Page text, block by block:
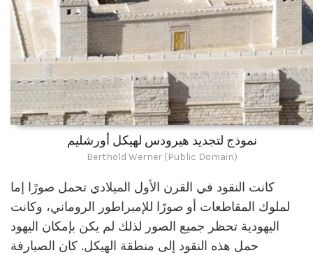
نموذج لتجديد هيرودس لهيكل أورشليم
Berthold Werner (Public Domain)
كانت النقود في القرن الأول الميلادي تحمل صورًا إما
لملوك المقاطعات أو صورًا للإمبراطور الروماني، وكانت
اليهودية تحظر جميع الصور لذلك لم يكن بإمكان اليهود
حمل هذه النقود إلى منطقة الهيكل. كان الصيارفة